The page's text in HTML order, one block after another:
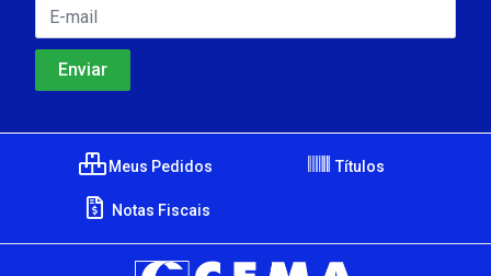
Meus Pedidos Títulos
Notas Fiscais